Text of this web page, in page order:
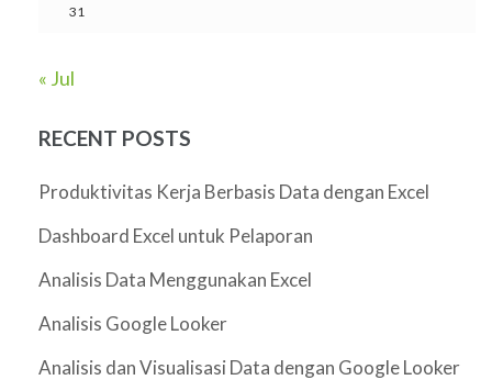
31
« Jul
RECENT POSTS
Produktivitas Kerja Berbasis Data dengan Excel
Dashboard Excel untuk Pelaporan
Analisis Data Menggunakan Excel
Analisis Google Looker
Analisis dan Visualisasi Data dengan Google Looker